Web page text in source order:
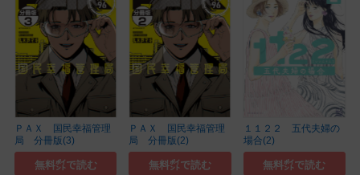
ＰＡＸ 国民幸福管理
局 分冊版(3)
無料㌽で読む
ＰＡＸ 国民幸福管理
局 分冊版(2)
無料㌽で読む
１１２２ 五代夫婦の
場合(2)
無料㌽で読む